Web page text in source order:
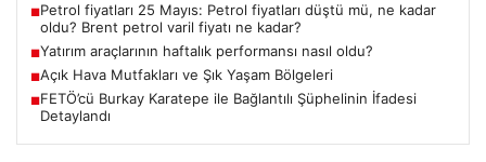
■Petrol fiyatları 25 Mayıs: Petrol fiyatları düştü mü, ne kadar
oldu? Brent petrol varil fiyatı ne kadar?
■Yatırım araçlarının haftalık performansı nasıl oldu?
■Açık Hava Mutfakları ve Şık Yaşam Bölgeleri
■FETÖ’cü Burkay Karatepe ile Bağlantılı Şüphelinin İfadesi
Detaylandı